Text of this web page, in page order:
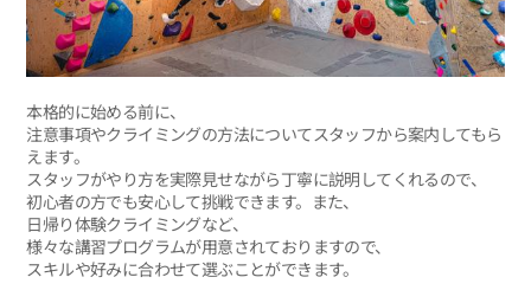
本格的に始める前に、
注意事項やクライミングの方法についてスタッフから案内してもら
えます。
スタッフがやり方を実際見せながら丁寧に説明してくれるので、
初心者の方でも安心して挑戦できます。また、
日帰り体験クライミングなど、
様々な講習プログラムが用意されておりますので、
スキルや好みに合わせて選ぶことができます。